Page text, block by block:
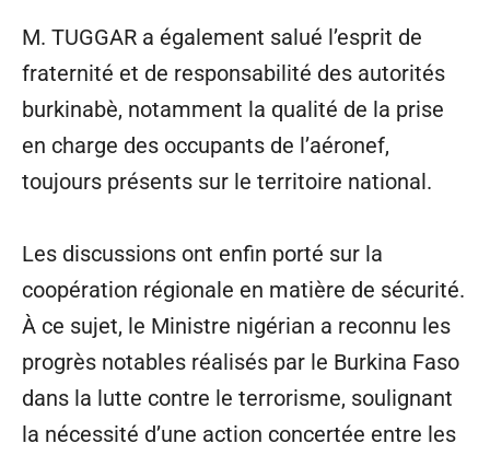
M. TUGGAR a également salué l’esprit de
fraternité et de responsabilité des autorités
burkinabè, notamment la qualité de la prise
en charge des occupants de l’aéronef,
toujours présents sur le territoire national.
Les discussions ont enfin porté sur la
coopération régionale en matière de sécurité.
À ce sujet, le Ministre nigérian a reconnu les
progrès notables réalisés par le Burkina Faso
dans la lutte contre le terrorisme, soulignant
la nécessité d’une action concertée entre les